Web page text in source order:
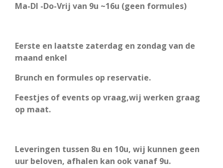
Ma-DI -Do-Vrij van 9u ~16u (geen formules)
Eerste en laatste zaterdag en zondag van de
maand enkel
Brunch en formules op reservatie.
Feestjes of events op vraag,wij werken graag
op maat.
Leveringen tussen 8u en 10u, wij kunnen geen
uur beloven, afhalen kan ook vanaf 9u.